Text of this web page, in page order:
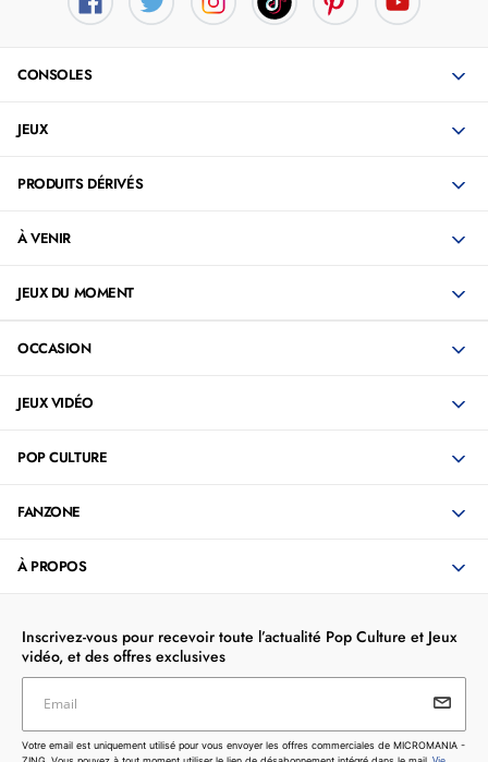
CONSOLES
JEUX
PRODUITS DÉRIVÉS
À VENIR
JEUX DU MOMENT
OCCASION
JEUX VIDÉO
POP CULTURE
FANZONE
À PROPOS
Inscrivez-vous pour recevoir toute l’actualité Pop Culture et Jeux
vidéo, et des offres exclusives
Votre email est uniquement utilisé pour vous envoyer les
offres commerciales de MICROMANIA - ZING. Vous pouvez
Email
Votre email est uniquement utilisé pour vous envoyer les offres commerciales de MICROMANIA -